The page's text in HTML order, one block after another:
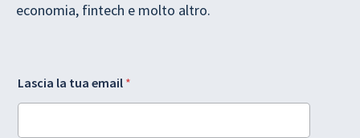
economia, fintech e molto altro.
a
y
u
D
P
t
Lascia la tua email *